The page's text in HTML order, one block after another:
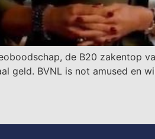
de B20 zakentop
geld. BVNL is not amused en